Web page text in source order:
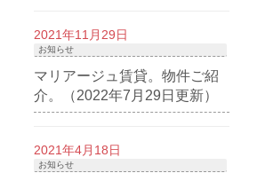
2021年11月29日
お知らせ
マリアージュ賃貸。物件ご紹
介。（2022年7月29日更新）
2021年4月18日
お知らせ